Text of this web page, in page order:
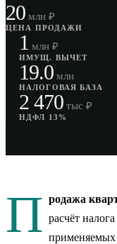
20 млн ₽
ЦЕНА ПРОДАЖИ
1 млн ₽
ИМУЩ. ВЫЧЕТ
19.0 млн
НАЛОГОВАЯ БАЗА
2 470 тыс ₽
НДФЛ 13%
П родажа
расчёт
применяемых